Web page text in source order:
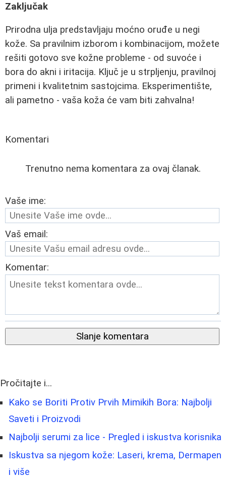
Zaključak
Prirodna ulja predstavljaju moćno oruđe u negi
kože. Sa pravilnim izborom i kombinacijom, možete
rešiti gotovo sve kožne probleme - od suvoće i
bora do akni i iritacija. Ključ je u strpljenju, pravilnoj
primeni i kvalitetnim sastojcima. Eksperimentište,
ali pametno - vaša koža će vam biti zahvalna!
Komentari
Trenutno nema komentara za ovaj članak.
Vaše ime:
Vaš email:
Komentar:
Slanje komentara
Pročitajte i...
Kako se Boriti Protiv Prvih Mimikih Bora: Najbolji
Saveti i Proizvodi
Najbolji serumi za lice - Pregled i iskustva korisnika
Iskustva sa njegom kože: Laseri, krema, Dermapen
i više